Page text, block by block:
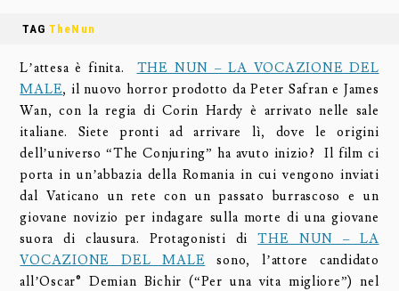
TAGTheNun
L’attesa è finita. THE NUN – LA VOCAZIONE DEL
MALE, il nuovo horror prodotto da Peter Safran e James
Wan, con la regia di Corin Hardy è arrivato nelle sale
italiane. Siete pronti ad arrivare lì, dove le origini
dell’universo “The Conjuring” ha avuto inizio? Il film ci
porta in un’abbazia della Romania in cui vengono inviati
dal Vaticano un rete con un passato burrascoso e un
giovane novizio per indagare sulla morte di una giovane
suora di clausura. Protagonisti diTHE NUN – LA
VOCAZIONE DEL MALE sono, l’attore candidato
all’Oscar® Demian Bichir (“Per una vita migliore”) nel